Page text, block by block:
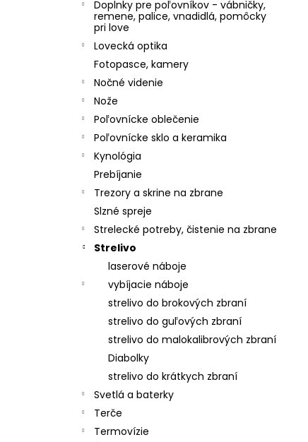
Doplnky pre poľovníkov - vábničky,
remene, palice, vnadidlá, pomôcky
pri love
Lovecká optika
Fotopasce, kamery
Nočné videnie
Nože
Poľovnícke oblečenie
Poľovnícke sklo a keramika
Kynológia
Prebíjanie
Trezory a skrine na zbrane
Slzné spreje
Strelecké potreby, čistenie na zbrane
Strelivo
laserové náboje
vybíjacie náboje
strelivo do brokových zbraní
strelivo do guľových zbraní
strelivo do malokalibrových zbraní
Diabolky
strelivo do krátkych zbraní
Svetlá a baterky
Terče
Termovízie